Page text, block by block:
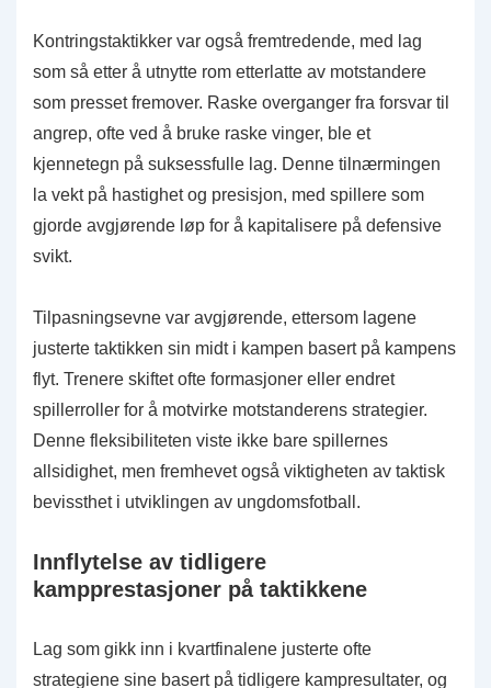
Kontringstaktikker var også fremtredende, med lag
som så etter å utnytte rom etterlatte av motstandere
som presset fremover. Raske overganger fra forsvar til
angrep, ofte ved å bruke raske vinger, ble et
kjennetegn på suksessfulle lag. Denne tilnærmingen
la vekt på hastighet og presisjon, med spillere som
gjorde avgjørende løp for å kapitalisere på defensive
svikt.
Tilpasningsevne var avgjørende, ettersom lagene
justerte taktikken sin midt i kampen basert på kampens
flyt. Trenere skiftet ofte formasjoner eller endret
spillerroller for å motvirke motstanderens strategier.
Denne fleksibiliteten viste ikke bare spillernes
allsidighet, men fremhevet også viktigheten av taktisk
bevissthet i utviklingen av ungdomsfotball.
Innflytelse av tidligere
kampprestasjoner på taktikkene
Lag som gikk inn i kvartfinalene justerte ofte
strategiene sine basert på tidligere kampresultater, og